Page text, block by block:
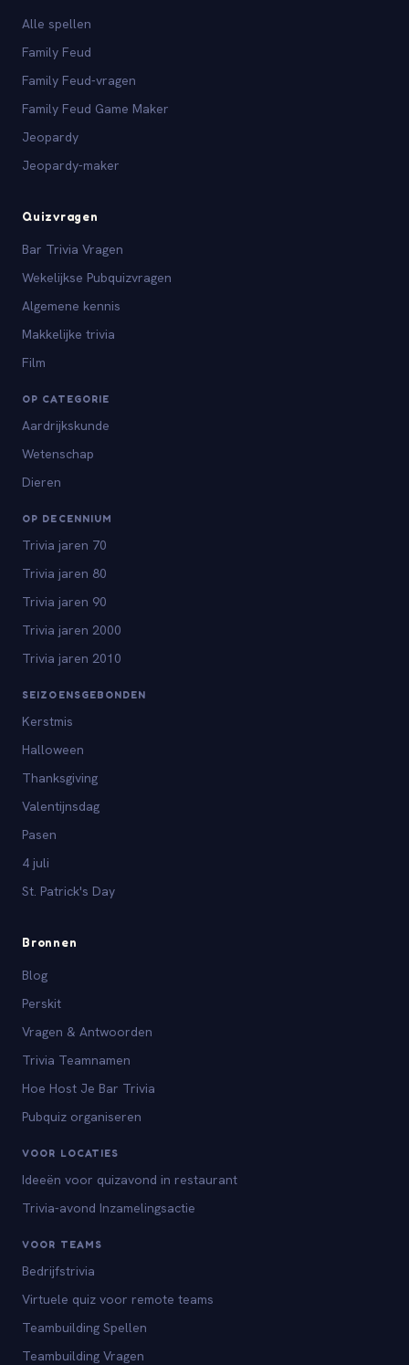
Alle spellen
Family Feud
Family Feud-vragen
Family Feud Game Maker
Jeopardy
Jeopardy-maker
Quizvragen
Bar Trivia Vragen
Wekelijkse Pubquizvragen
Algemene kennis
Makkelijke trivia
Film
OP CATEGORIE
Aardrijkskunde
Wetenschap
Dieren
OP DECENNIUM
Trivia jaren 70
Trivia jaren 80
Trivia jaren 90
Trivia jaren 2000
Trivia jaren 2010
SEIZOENSGEBONDEN
Kerstmis
Halloween
Thanksgiving
Valentijnsdag
Pasen
4 juli
St. Patrick's Day
Bronnen
Blog
Perskit
Vragen & Antwoorden
Trivia Teamnamen
Hoe Host Je Bar Trivia
Pubquiz organiseren
VOOR LOCATIES
Ideeën voor quizavond in restaurant
Trivia-avond Inzamelingsactie
VOOR TEAMS
Bedrijfstrivia
Virtuele quiz voor remote teams
Teambuilding Spellen
Teambuilding Vragen